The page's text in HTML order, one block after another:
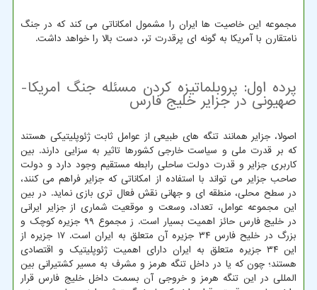
مجموعه این خاصیت ها ایران را مشمول امکاناتی می کند که در جنگ
نامتقارن با آمریکا به گونه ای پرقدرت تر، دست بالا را خواهد داشت.
پرده اول: پروبلماتیزه کردن مسئله جنگ امریکا-
صهیونی در جزایر خلیج فارس
اصولا، جزایر همانند تنگه های طبیعی از عوامل ثابت ژئوپلیتیکی هستند
که بر قدرت ملی و سیاست خارجی کشورها تاثیر به سزایی دارند. بین
کاربری جزایر و قدرت دولت ساحلی رابطه مستقیم وجود دارد و دولت
صاحب جزایر می تواند با استفاده از امکاناتی که جزایر فراهم می کنند،
در سطح محلی، منطقه ای و جهانی نقش فعال تری بازی نماید. در بین
این مجموعه عوامل، تعداد، وسعت و موقعیت شماری از جزایر ایرانی
در خلیج فارس حائز اهمیت بسیار است. ز مجموع ۹۹ جزیره کوچک و
بزرگ در خلیح فارس ۳۴ جزیره آن متعلق به ایران است. ۱۷ جزیره از
این ۳۴ جزیره متعلق به ایران دارای اهمیت ژئوپلیتیک و اقتصادی
هستند؛ چون که یا در داخل تنگه هرمز و مشرف به مسیر کشتیرانی بین
المللی در این تنگه هرمز و خروجی آن بسمت داخل خلیج فارس قرار